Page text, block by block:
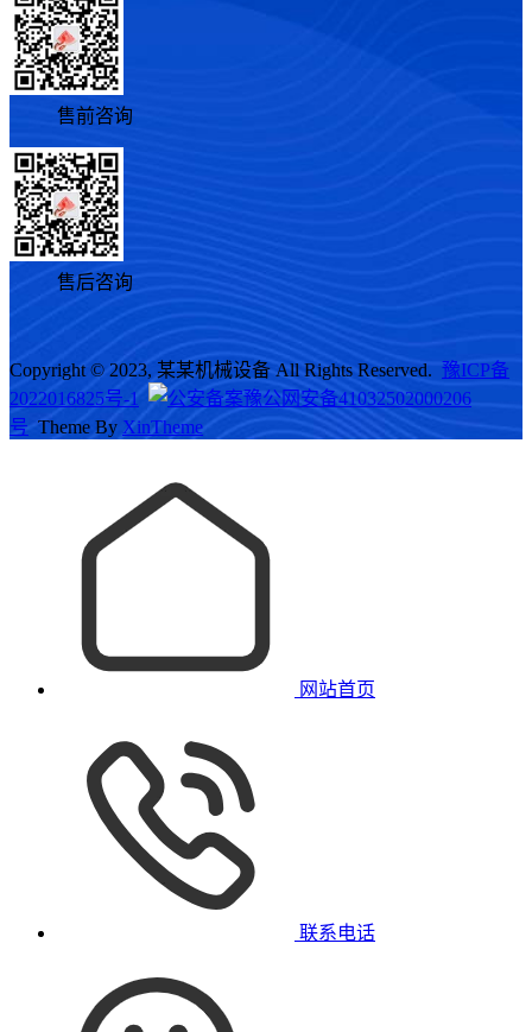
售前咨询
售后咨询
Copyright © 2023, 某某机械设备 All Rights Reserved. 豫ICP备
2022016825号-1
豫公网安备41032502000206
号 Theme By XinTheme
网站首页
联系电话